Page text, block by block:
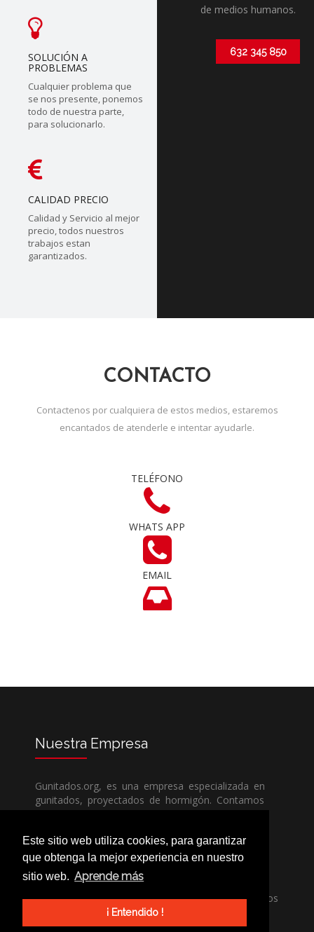
Este sitio web utiliza cookies, para garantizar
que obtenga la mejor experiencia en nuestro
sitio web. Aprende más
¡ Entendido !
SOLUCIÓN A
PROBLEMAS
Cualquier problema que
se nos presente, ponemos
todo de nuestra parte,
para solucionarlo.
CALIDAD PRECIO
Calidad y Servicio al mejor
precio, todos nuestros
trabajos estan
garantizados.
de medios humanos.
632 345 850
CONTACTO
Contactenos por cualquiera de estos medios, estaremos
encantados de atenderle e intentar ayudarle.
TELÉFONO
WHATS APP
EMAIL
Nuestra Empresa
Gunitados.org, es una empresa especializada en
gunitados, proyectados de hormigón. Contamos
con todos los medios humanos y técnicos, para
competencia.
Si necesita una empresa de gunitados, no dude
en llamarnos, nuestros técnicos estran encantados
de poder ayudarle, ya sea usted particular o
profesional.